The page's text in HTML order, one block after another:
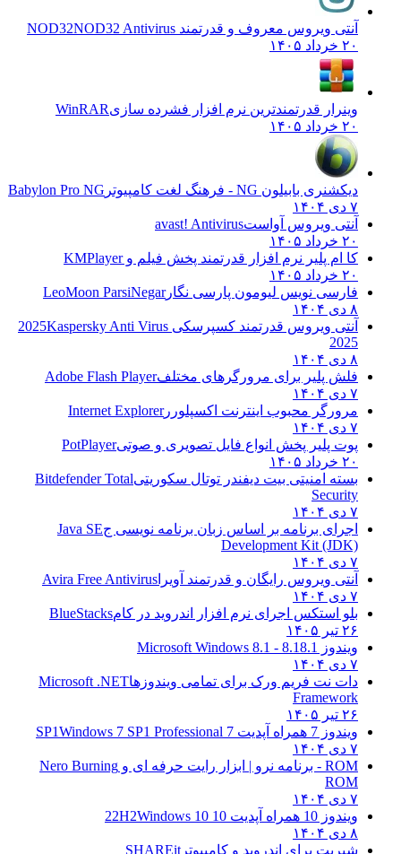
آنتی ویروس معروف و قدرتمند NOD32 NOD32 Antivirus
۲۰ خرداد ۱۴۰۵
وینرار قدرتمندترین نرم افزار فشرده سازیWinRAR
۲۰ خرداد ۱۴۰۵
دیکشنری بابیلون NG - فرهنگ لغت کامپیوتر
Babylon Pro NG
۷ دی ۱۴۰۴
آنتی ویروس آواستavast! Antivirus
۲۰ خرداد ۱۴۰۵
کا ام پلیر نرم افزار قدرتمند پخش فیلم وKMPlayer
۲۰ خرداد ۱۴۰۵
فارسی نویس لیومون پارسی نگارLeoMoon ParsiNegar
۸ دی ۱۴۰۴
آنتی ویروس قدرتمند کسپرسکی 2025 Kaspersky Anti Virus
2025
۸ دی ۱۴۰۴
فلش پلیر برای مرورگرهای مختلفAdobe Flash Player
۷ دی ۱۴۰۴
مرورگر محبوب اینترنت اکسپلوررInternet Explorer
۷ دی ۱۴۰۴
پوت پلیر پخش انواع فایل تصویری و صوتیPotPlayer
۲۰ خرداد ۱۴۰۵
بسته امنیتی بیت دیفندر توتال سکوریتیBitdefender Total
Security
۷ دی ۱۴۰۴
اجرای برنامه بر اساس زبان برنامه نویسی جJava SE
Development Kit (JDK)
۷ دی ۱۴۰۴
آنتی ویروس رایگان و قدرتمند آویرا Avira Free Antivirus
۷ دی ۱۴۰۴
بلو استکس اجرای نرم افزار اندروید در کامBlueStacks
۲۶ تیر ۱۴۰۵
ویندوز 8.1
8.1 - Microsoft Windows 8.1
۷ دی ۱۴۰۴
دات نت فریم ورک برای تمامی ویندوزهاMicrosoft .NET
Framework
۲۶ تیر ۱۴۰۵
ویندوز 7 همراه آپدیت 7 SP1
Windows 7 SP1 Professional
۷ دی ۱۴۰۴
ROM - برنامه نرو | ابزار رایت حرفه ای و
Nero Burning
ROM
۷ دی ۱۴۰۴
ویندوز 10 همراه آپدیت 10 22H2
Windows 10
۸ دی ۱۴۰۴
شیریت برای اندروید و کامپیوتر SHAREit